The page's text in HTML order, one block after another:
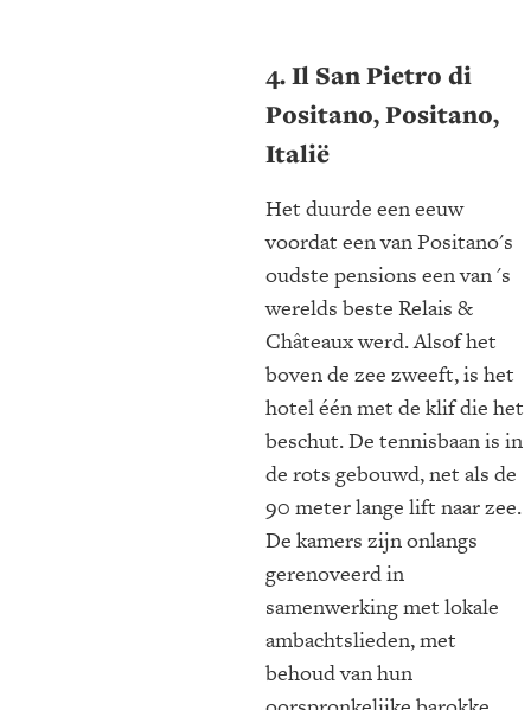
4. Il San Pietro di
Positano, Positano,
Italië
Het duurde een eeuw
voordat een van Positano's
oudste pensions een van 's
werelds beste Relais &
Châteaux werd. Alsof het
boven de zee zweeft, is het
hotel één met de klif die het
beschut. De tennisbaan is in
de rots gebouwd, net als de
90 meter lange lift naar zee.
De kamers zijn onlangs
gerenoveerd in
samenwerking met lokale
ambachtslieden, met
behoud van hun